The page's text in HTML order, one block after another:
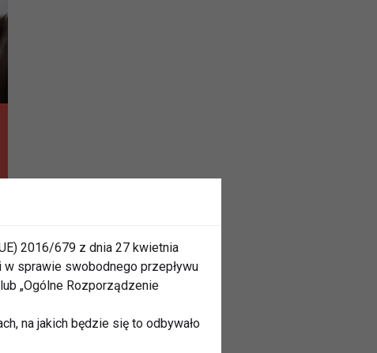
2016/679 z dnia 27 kwietnia
sprawie swobodnego przepływu
„Ogólne Rozporządzenie
na jakich będzie się to odbywało